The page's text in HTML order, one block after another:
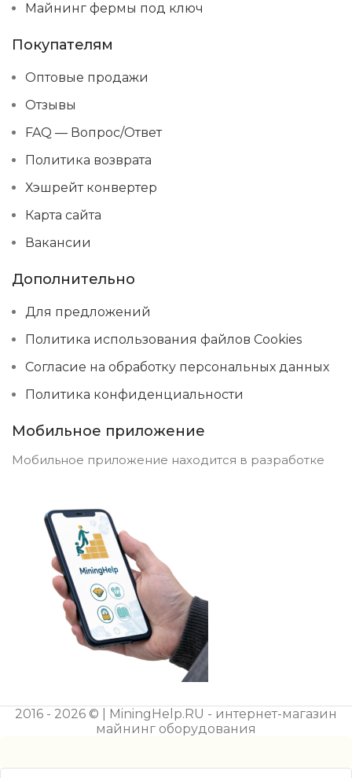
Майнинг фермы под ключ
Покупателям
Оптовые продажи
Отзывы
FAQ — Вопрос/Ответ
Политика возврата
Хэшрейт конвертер
Карта сайта
Вакансии
Дополнительно
Для предложений
Политика использования файлов Cookies
Согласие на обработку персональных данных
Политика конфиденциальности
Мобильное приложение
Мобильное приложение находится в разработке
2016 - 2026 © | MiningHelp.RU - интернет-магазин
майнинг оборудования